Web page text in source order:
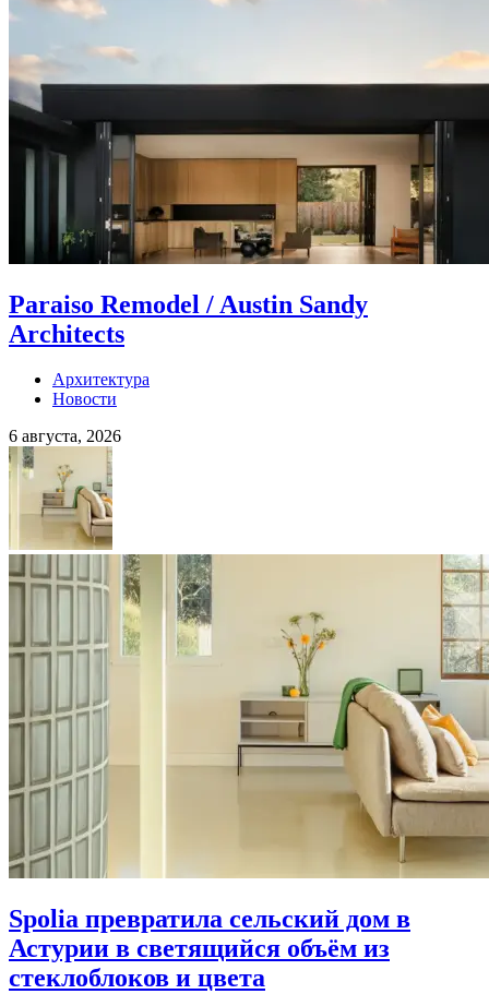
Paraiso Remodel / Austin Sandy
Architects
Архитектура
Новости
6 августа, 2026
Spolia превратила сельский дом в
Астурии в светящийся объём из
стеклоблоков и цвета